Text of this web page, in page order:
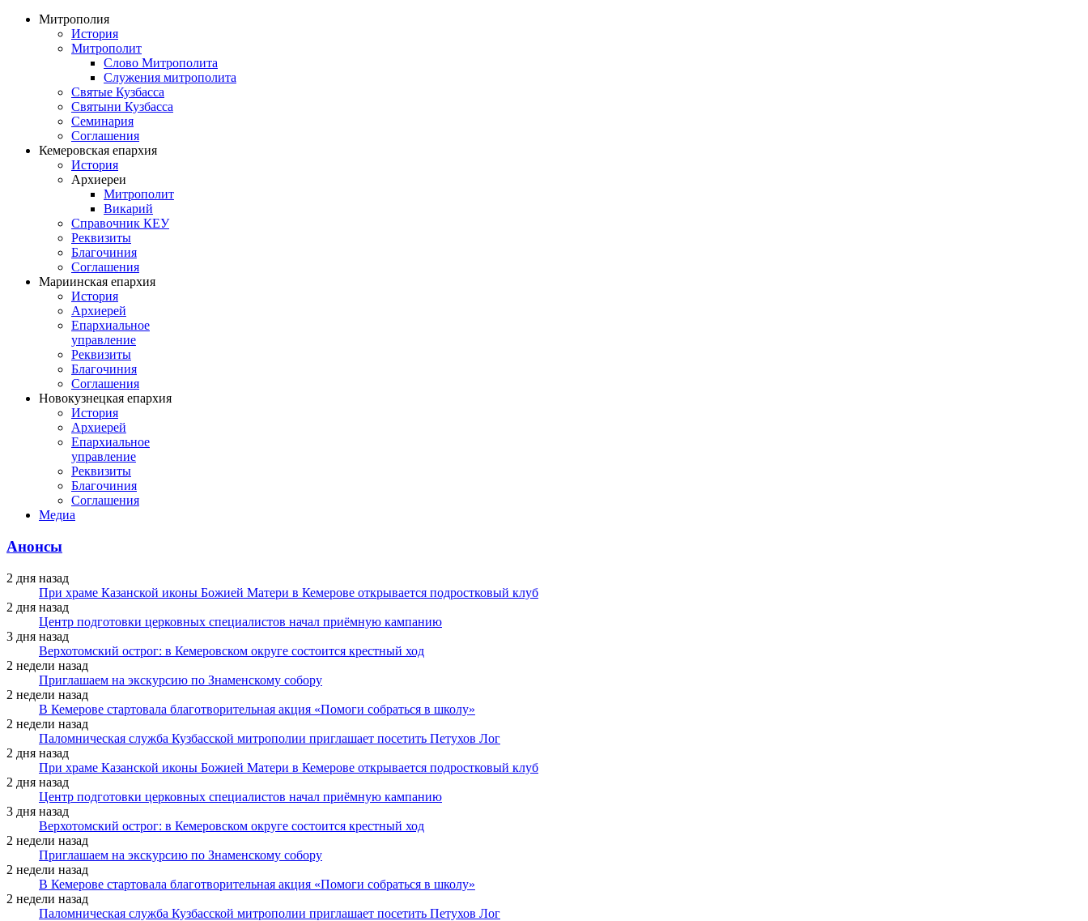
Митрополия
История
Митрополит
Слово Митрополита
Служения митрополита
Святые Кузбасса
Святыни Кузбасса
Семинария
Соглашения
Кемеровская епархия
История
Архиереи
Митрополит
Викарий
Справочник КЕУ
Реквизиты
Благочиния
Соглашения
Мариинская епархия
История
Архиерей
Епархиальное
управление
Реквизиты
Благочиния
Соглашения
Новокузнецкая епархия
История
Архиерей
Епархиальное
управление
Реквизиты
Благочиния
Соглашения
Медиа
Анонсы
2 дня назад
При храме Казанской иконы Божией Матери в Кемерове открывается подростковый клуб
2 дня назад
Центр подготовки церковных специалистов начал приёмную кампанию
3 дня назад
Верхотомский острог: в Кемеровском округе состоится крестный ход
2 недели назад
Приглашаем на экскурсию по Знаменскому собору
2 недели назад
В Кемерове стартовала благотворительная акция «Помоги собраться в школу»
2 недели назад
Паломническая служба Кузбасской митрополии приглашает посетить Петухов Лог
2 дня назад
При храме Казанской иконы Божией Матери в Кемерове открывается подростковый клуб
2 дня назад
Центр подготовки церковных специалистов начал приёмную кампанию
3 дня назад
Верхотомский острог: в Кемеровском округе состоится крестный ход
2 недели назад
Приглашаем на экскурсию по Знаменскому собору
2 недели назад
В Кемерове стартовала благотворительная акция «Помоги собраться в школу»
2 недели назад
Паломническая служба Кузбасской митрополии приглашает посетить Петухов Лог